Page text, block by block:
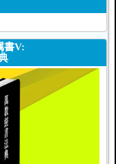
書V: